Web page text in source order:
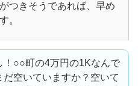
つきそうであれば、早め
。
！○○町の4万円の1Kなんで
だ空いていますか？空いて